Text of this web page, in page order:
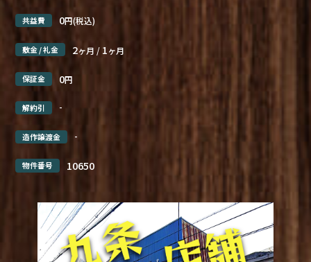
共益費 0円(税込)
敷金 / 礼金 2ヶ月 / 1ヶ月
保証金 0円
解約引 -
造作譲渡金 -
物件番号 10650